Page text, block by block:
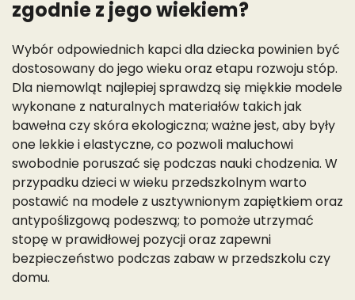
zgodnie z jego wiekiem?
Wybór odpowiednich kapci dla dziecka powinien być
dostosowany do jego wieku oraz etapu rozwoju stóp.
Dla niemowląt najlepiej sprawdzą się miękkie modele
wykonane z naturalnych materiałów takich jak
bawełna czy skóra ekologiczna; ważne jest, aby były
one lekkie i elastyczne, co pozwoli maluchowi
swobodnie poruszać się podczas nauki chodzenia. W
przypadku dzieci w wieku przedszkolnym warto
postawić na modele z usztywnionym zapiętkiem oraz
antypoślizgową podeszwą; to pomoże utrzymać
stopę w prawidłowej pozycji oraz zapewni
bezpieczeństwo podczas zabaw w przedszkolu czy
domu.